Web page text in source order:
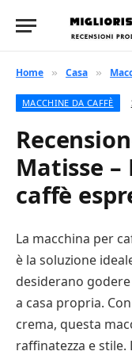
Home » Casa »
MACCHINE DA CAFFÈ
Matisse
caffè
La macchina per
è la soluzione
desiderano
a casa propria.
crema, questa
raffinatezza e